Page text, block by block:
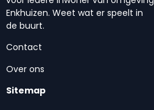
Enkhuizen. Weet wat er speelt in
de buurt.
Contact
Over ons
Sitemap